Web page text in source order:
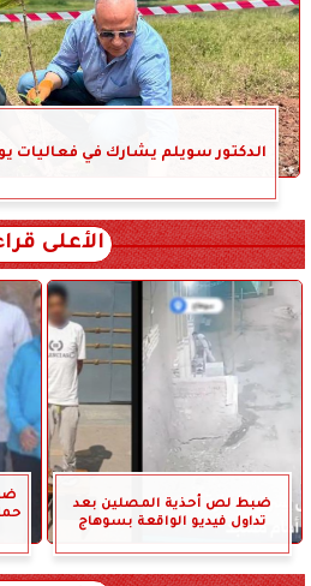
الدكتور سويلم يشارك في فعاليات
الأعلى
ضبط لص أحذية المصلين بعد
تداول فيديو الواقعة بسوهاج